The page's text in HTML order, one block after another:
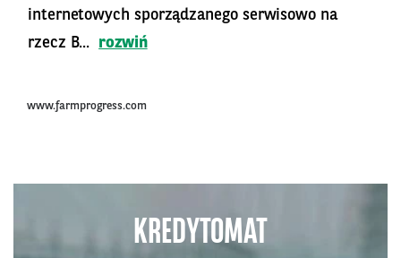
internetowych sporządzanego serwisowo na
rzecz B...
rozwiń
www.farmprogress.com
KREDYTOMAT